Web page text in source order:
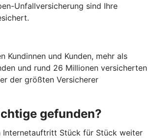
Unfallversicherung sind Ihre
Kundinnen und Kunden, mehr als
und rund 26 Millionen versicherten
der größten Versicherer
gefunden?
Internetauftritt Stück für Stück weiter